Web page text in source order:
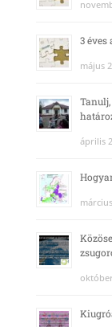
3
május
április